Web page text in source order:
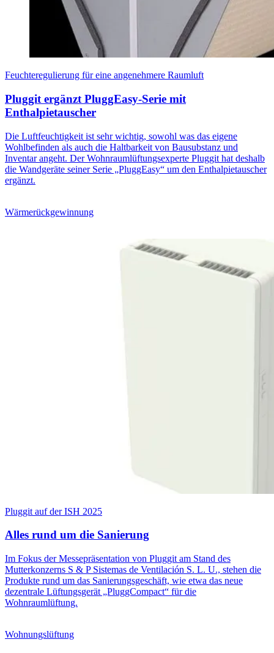
Feuchteregulierung für eine angenehmere Raumluft
Pluggit ergänzt PluggEasy-Serie mit
Enthalpietauscher
Die Luftfeuchtigkeit ist sehr wichtig, sowohl was das eigene
Wohlbefinden als auch die Haltbarkeit von Bausubstanz und
Inventar angeht. Der Wohnraumlüftungsexperte Pluggit hat deshalb
die Wandgeräte seiner Serie „PluggEasy“ um den Enthalpietauscher
ergänzt.
Wärmerückgewinnung
Pluggit auf der ISH 2025
Alles rund um die Sanierung
Im Fokus der Messepräsentation von Pluggit am Stand des
Mutterkonzerns S & P Sistemas de Ventilación S. L. U., stehen die
Produkte rund um das Sanierungsgeschäft, wie etwa das neue
dezentrale Lüftungsgerät „PluggCompact“ für die
Wohnraumlüftung.
Wohnungslüftung